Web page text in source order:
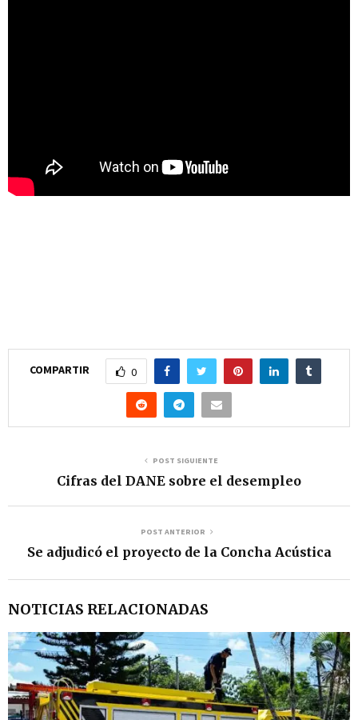
COMPARTIR 0
POST SIGUIENTE
Cifras del DANE sobre el desempleo
POST ANTERIOR
Se adjudicó el proyecto de la Concha Acústica
NOTICIAS RELACIONADAS